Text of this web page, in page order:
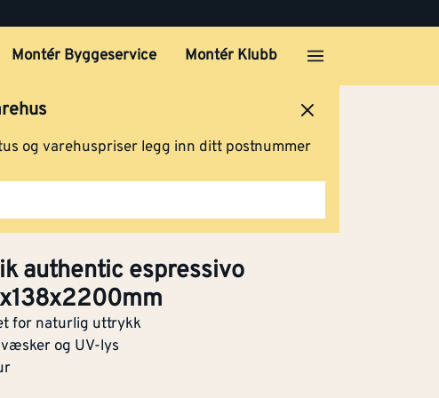
Montér Byggeservice Montér Klubb
og varehuspriser legg inn ditt postnummer
authentic espressivo
for naturlig uttrykk
og UV-lys
Kjøp
vivo
Kjøp
semi smoked